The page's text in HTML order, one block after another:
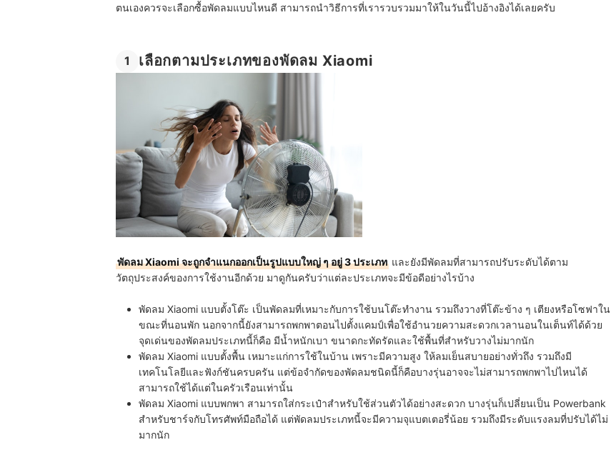
ตนเองควรจะเลือกซื้อพัดลมแบบไหนดี สามารถนำวิธีการที่เรารวบรวมมาให้ในวันนี้ไปอ้างอิงได้เลยครับ
1 เลือกตามประเภทของพัดลม Xiaomi
พัดลม Xiaomi จะถูกจำแนกออกเป็นรูปแบบใหญ่ ๆ อยู่ 3 ประเภท และยังมีพัดลมที่สามารถปรับระดับได้ตาม
วัตถุประสงค์ของการใช้งานอีกด้วย มาดูกันครับว่าแต่ละประเภทจะมีข้อดีอย่างไรบ้าง
พัดลม Xiaomi แบบตั้งโต๊ะ เป็นพัดลมที่เหมาะกับการใช้บนโต๊ะทำงาน รวมถึงวางที่โต๊ะข้าง ๆ เตียงหรือโซฟาใน
ขณะที่นอนพัก นอกจากนี้ยังสามารถพกพาตอนไปตั้งแคมป์เพื่อใช้อำนวยความสะดวกเวลานอนในเต็นท์ได้ด้วย
จุดเด่นของพัดลมประเภทนี้ก็คือ มีน้ำหนักเบา ขนาดกะทัดรัดและใช้พื้นที่สำหรับวางไม่มากนัก
พัดลม Xiaomi แบบตั้งพื้น เหมาะแก่การใช้ในบ้าน เพราะมีความสูง ให้ลมเย็นสบายอย่างทั่วถึง รวมถึงมี
เทคโนโลยีและฟังก์ชันครบครัน แต่ข้อจำกัดของพัดลมชนิดนี้ก็คือบางรุ่นอาจจะไม่สามารถพกพาไปไหนได้
สามารถใช้ได้แต่ในครัวเรือนเท่านั้น
พัดลม Xiaomi แบบพกพา สามารถใส่กระเป๋าสำหรับใช้ส่วนตัวได้อย่างสะดวก บางรุ่นก็เปลี่ยนเป็น Powerbank
สำหรับชาร์จกับโทรศัพท์มือถือได้ แต่พัดลมประเภทนี้จะมีความจุแบตเตอรี่น้อย รวมถึงมีระดับแรงลมที่ปรับได้ไม่
มากนัก